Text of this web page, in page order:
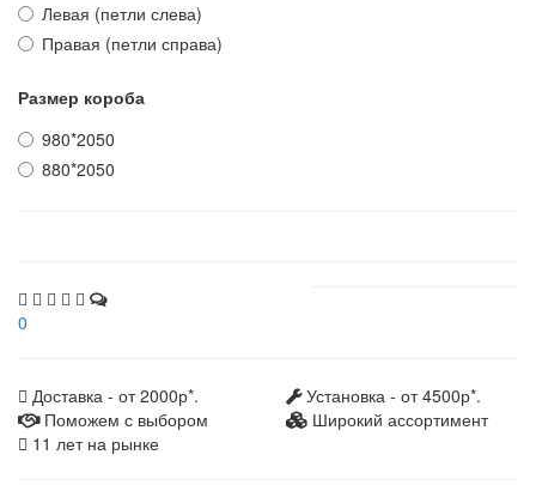
Левая (петли слева)
Правая (петли справа)
Размер короба
980*2050
880*2050
0
Доставка - от 2000р*.
Установка - от 4500р*.
Поможем с выбором
Широкий ассортимент
11 лет на рынке